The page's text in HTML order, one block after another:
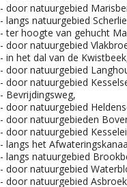
- door natuurgebied
- langs natuurgebied
- ter hoogte van gehucht
- door natuurgebied
- in het dal van de
- door natuurgebied
- door natuurgebied
- Bevrijdingsweg,
- door natuurgebied
- door natuurgebieden
- door natuurgebied
- langs het
- langs natuurgebied
- door natuurgebied
- door natuurgebied